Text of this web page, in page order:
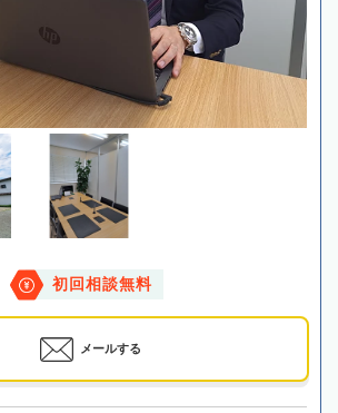
初回相談無料
メールする